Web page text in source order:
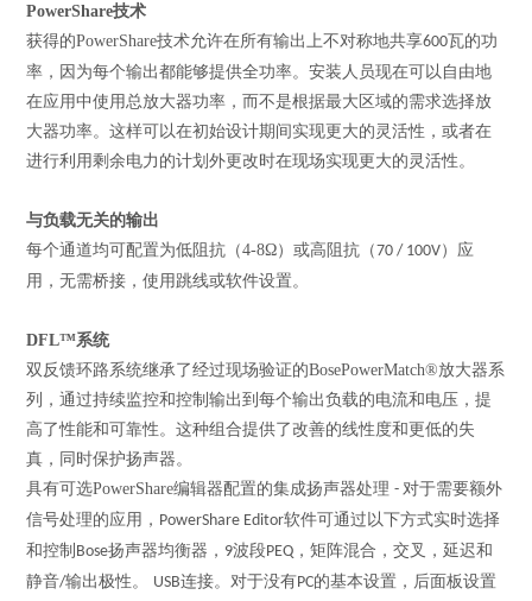
PowerShare技术
获得的PowerShare技术允许在所有输出上不对称地共享600瓦的功
率，因为每个输出都能够提供全功率。安装人员现在可以自由地
在应用中使用总放大器功率，而不是根据最大区域的需求选择放
大器功率。这样可以在初始设计期间实现更大的灵活性，或者在
进行利用剩余电力的计划外更改时在现场实现更大的灵活性。
与负载无关的输出
每个通道均可配置为低阻抗（4-8Ω）或高阻抗（70 / 100V）应
用，无需桥接，使用跳线或软件设置。
DFL™系统
双反馈环路系统继承了经过现场验证的BosePowerMatch®放大器系
列，通过持续监控和控制输出到每个输出负载的电流和电压，提
高了性能和可靠性。这种组合提供了改善的线性度和更低的失
真，同时保护扬声器。
具有可选PowerShare编辑器配置的集成扬声器处理 - 对于需要额外
信号处理的应用， PowerShare Editor软件可通过以下方式实时选择
和控制 Bose扬声器均衡器， 9波段PEQ，矩阵混合，交叉，延迟和
静音/输出极性。 USB连接。对于没有PC的基本设置，后面板设置